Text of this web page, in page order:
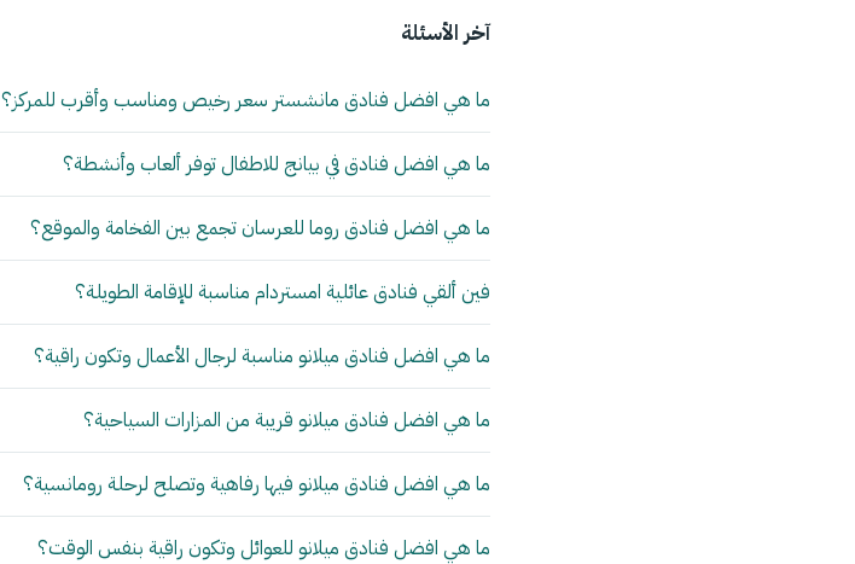
آخر الأسئلة
ما هي افضل فنادق مانشستر سعر رخيص ومناسب وأقرب للمركز؟
ما هي افضل فنادق في بيانج للاطفال توفر ألعاب وأنشطة؟
ما هي افضل فنادق روما للعرسان تجمع بين الفخامة والموقع؟
فين ألقي فنادق عائلية امستردام مناسبة للإقامة الطويلة؟
ما هي افضل فنادق ميلانو مناسبة لرجال الأعمال وتكون راقية؟
ما هي افضل فنادق ميلانو قريبة من المزارات السياحية؟
ما هي افضل فنادق ميلانو فيها رفاهية وتصلح لرحلة رومانسية؟
ما هي افضل فنادق ميلانو للعوائل وتكون راقية بنفس الوقت؟